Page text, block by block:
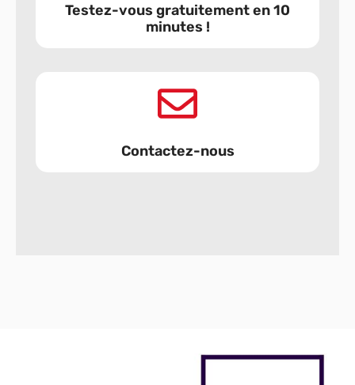
Testez-vous gratuitement en 10
minutes !
Contactez-nous